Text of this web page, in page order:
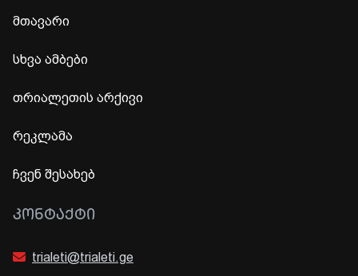
მთავარი
სხვა ამბები
თრიალეთის არქივი
რეკლამა
ჩვენ შესახებ
ᲙᲝᲜᲢᲐᲥᲢᲘ
trialeti@trialeti.ge